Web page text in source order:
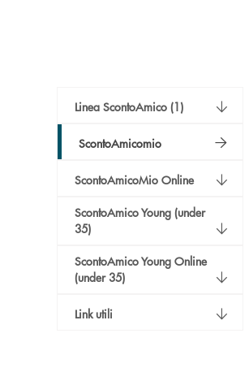
Linea ScontoAmico (1)
ScontoAmicomio
ScontoAmicoMio Online
ScontoAmico Young (under
35)
ScontoAmico Young Online
(under 35)
Link utili